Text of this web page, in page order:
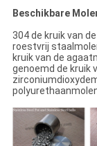
Beschikbare
304 de kruik van
roestvrij
kruik van de
genoemd de kruik